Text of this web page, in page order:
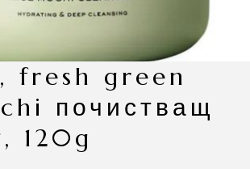
почистващ
120g